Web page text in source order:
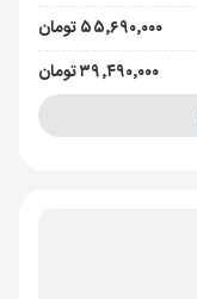
۵۵٬۶۹۰٬۰۰۰ تومان
۳۹٬۴۹۰٬۰۰۰ تومان